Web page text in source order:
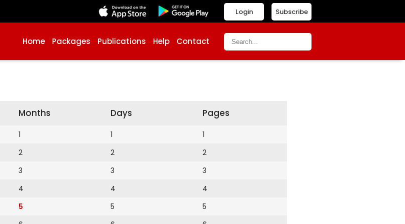
Subscribe
Login
Home Packages Publications Help Contact
Months
1
2
3
4
5
Days
1
2
3
4
5
Pages
1
2
3
4
5